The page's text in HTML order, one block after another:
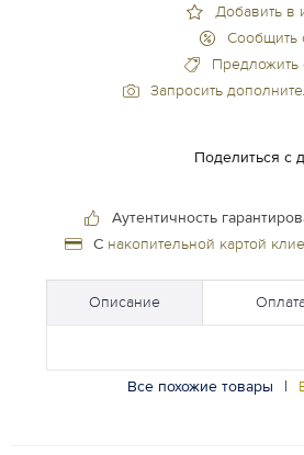
Добавить в
Сообщить
Запросить
Поделиться с
Аутентичность
С накопительной картой
Описание
Все похожие товары |